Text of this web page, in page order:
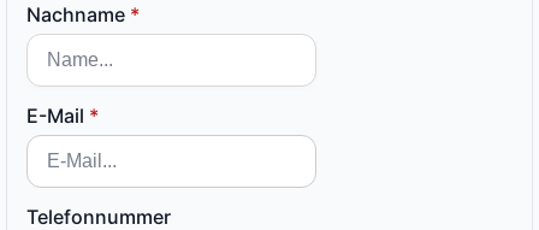
Nachname *
E-Mail *
Telefonnummer